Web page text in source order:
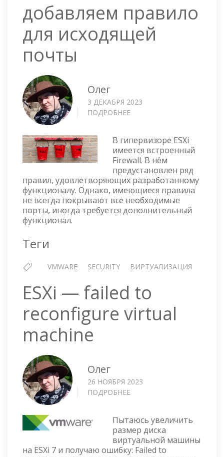
добавляем правило
для исходящей
почты
Олег
3 ДЕКАБРЯ 2023
ПОДРОБНЕЕ
FIREWALL
—
ДОБАВЛЯЕМ
ПРАВИЛО
ДЛЯ
ИСХОДЯЩЕЙ
ПОЧТЫ
В гипервизоре ESXi
имеется встроенный
Firewall. В нём
предустановлен ряд
правил, удовлетворяющих разработанному
функционалу. Однако, имеющиеся правила
не всегда покрывают все необходимые
порты, иногда требуется дополнительный
функционал.
Теги
VMWARE SECURITY ВИРТУАЛИЗАЦИЯ
ESXi — failed to
reconfigure virtual
machine
Олег
26 НОЯБРЯ 2023
ПОДРОБНЕЕ
FAILED
TO
RECONFIGURE
Пытаюсь увеличить
размер диска
виртуальной машины
на ESXi 7 и получаю ошибку: Failed to